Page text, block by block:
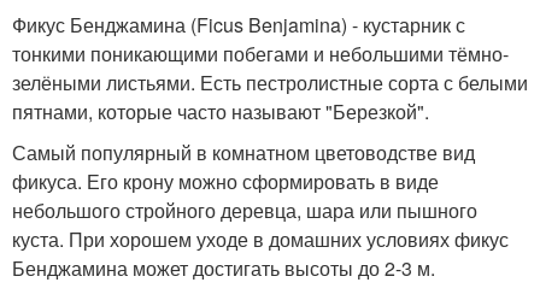
Фикус Бенджамина (Ficus Benjamina) - кустарник с
тонкими поникающими побегами и небольшими тёмно-
зелёными листьями. Есть пестролистные сорта с белыми
пятнами, которые часто называют "Березкой".
Самый популярный в комнатном цветоводстве вид
фикуса. Его крону можно сформировать в виде
небольшого стройного деревца, шара или пышного
куста. При хорошем уходе в домашних условиях фикус
Бенджамина может достигать высоты до 2-3 м.